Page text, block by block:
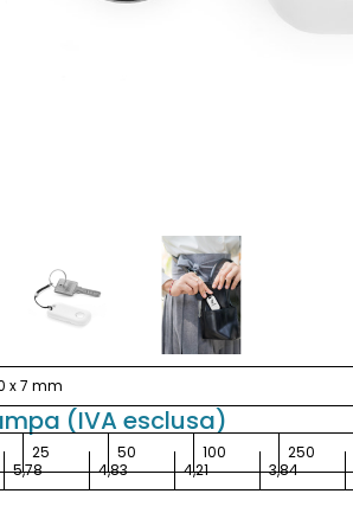
x 7 mm
(IVA esclusa)
25 50 100 250
5,78 4,83 4,21 3,84